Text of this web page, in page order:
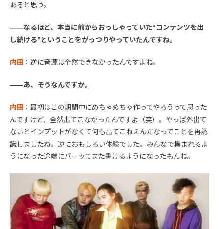
あると思う。
――なるほど、本当に前からおっしゃっていた“コンテンツを出
し続ける”ということをがっつりやっていたんですね。
内田 ：逆に音源は全然できなかったんですよね。
――あ、そうなんですか。
内田 ：最初はこの期間中にめちゃめちゃ作ってやろうって思った
んですけど、全然出てこなかったんですよ（笑）。やっぱ外出て
ないとインプットがなくて何も出てこねえんだなってことを再認
識しましたね。逆におもしろい体験でした。みんなで集まれるよ
うになった途端にバーッてまた書けるようになったもんね。